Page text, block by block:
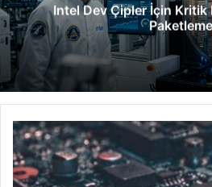
s
i
Intel Dev Çipler İçin Kritik
Paketleme